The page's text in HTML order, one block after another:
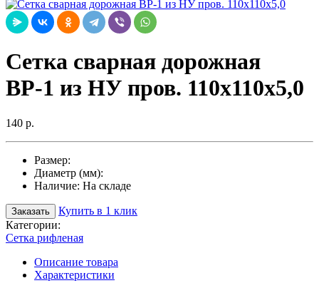
Сетка сварная дорожная
ВР-1 из НУ пров. 110х110х5,0
140 р.
Размер:
Диаметр (мм):
Наличие: На складе
Заказать
Купить в 1 клик
Категории:
Сетка рифленая
Описание товара
Характеристики